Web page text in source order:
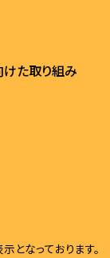
た取り組み
なっております。